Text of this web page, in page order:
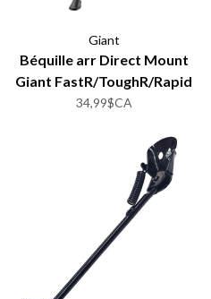
Giant
Béquille arr Direct Mount
Giant FastR/ToughR/Rapid
34,99$CA